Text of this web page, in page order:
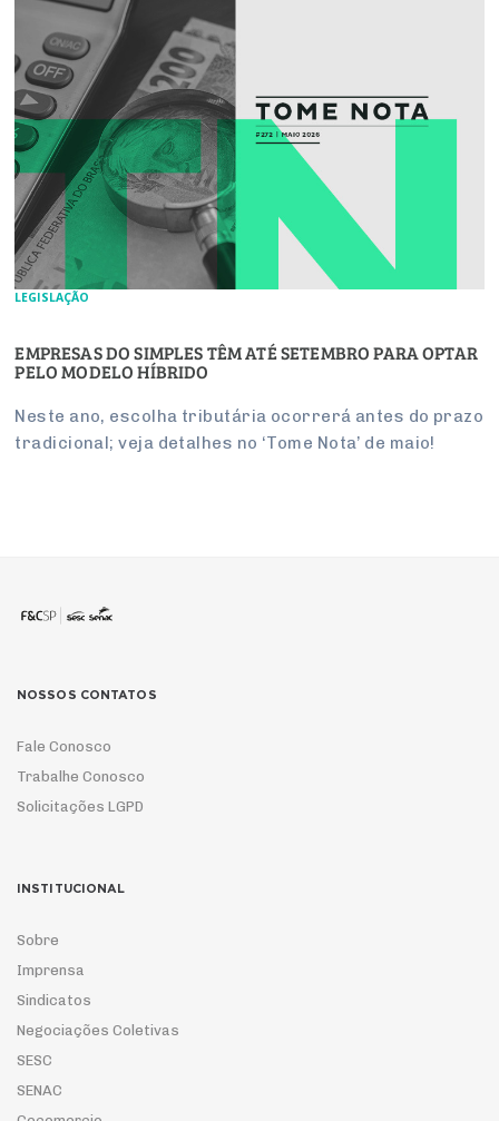
LEGISLAÇÃO
EMPRESAS DO SIMPLES TÊM ATÉ SETEMBRO PARA OPTAR
PELO MODELO HÍBRIDO
Neste ano, escolha tributária ocorrerá antes do prazo
tradicional; veja detalhes no ‘Tome Nota’ de maio!
NOSSOS CONTATOS
Fale Conosco
Trabalhe Conosco
Solicitações LGPD
INSTITUCIONAL
Sobre
Imprensa
Sindicatos
Negociações Coletivas
SESC
SENAC